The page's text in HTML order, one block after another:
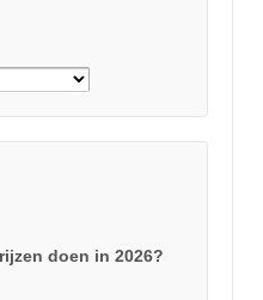
doen in 2026?